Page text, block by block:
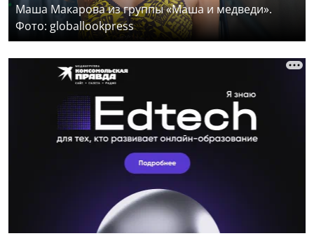
Маша Макарова из группы «Маша и медведи».
Фото: globallookpress